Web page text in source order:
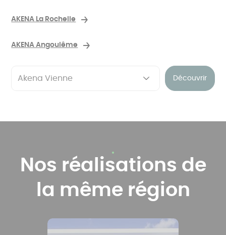
AKENA La Rochelle
AKENA Angoulême
Découvrir
Nos réalisations de
la même région